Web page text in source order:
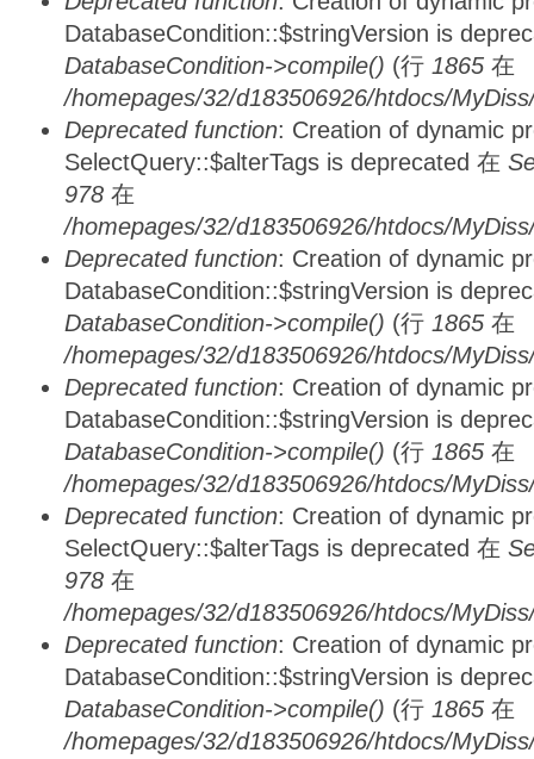
DatabaseCondition::$stringVersion is
DatabaseCondition->compile() (行 1865 在
/homepages/32/d183506926/htdocs/
Deprecated function: Creation of dynamic
SelectQuery::$alterTags is deprecated 在
978 在
/homepages/32/d183506926/htdocs/
Deprecated function: Creation of dynamic
DatabaseCondition::$stringVersion is
DatabaseCondition->compile() (行 1865 在
/homepages/32/d183506926/htdocs/
Deprecated function: Creation of dynamic
DatabaseCondition::$stringVersion is
DatabaseCondition->compile() (行 1865 在
/homepages/32/d183506926/htdocs/
Deprecated function: Creation of dynamic
SelectQuery::$alterTags is deprecated 在
978 在
/homepages/32/d183506926/htdocs/
Deprecated function: Creation of dynamic
DatabaseCondition::$stringVersion is
DatabaseCondition->compile() (行 1865 在
/homepages/32/d183506926/htdocs/